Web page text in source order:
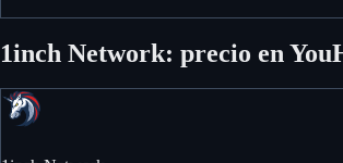
1inch Network: precio en